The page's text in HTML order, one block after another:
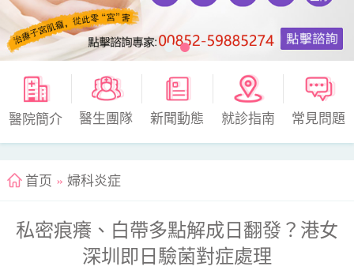
醫院簡介 醫生團隊 新聞動態 就診指南 常見問題
首页 »婦科炎症
私密痕癢、白帶多點解成日翻發？港女
深圳即日驗菌對症處理